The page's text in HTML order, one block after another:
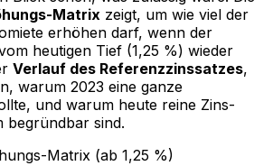
Matrix zeigt, um wie viel der
erhöhen darf, wenn der
heutigen Tief (1,25 %) wieder
Verlauf des Referenzzinssatzes,
warum 2023 eine ganze
und warum heute reine Zins-
begründbar sind.
Matrix (ab 1,25 %)